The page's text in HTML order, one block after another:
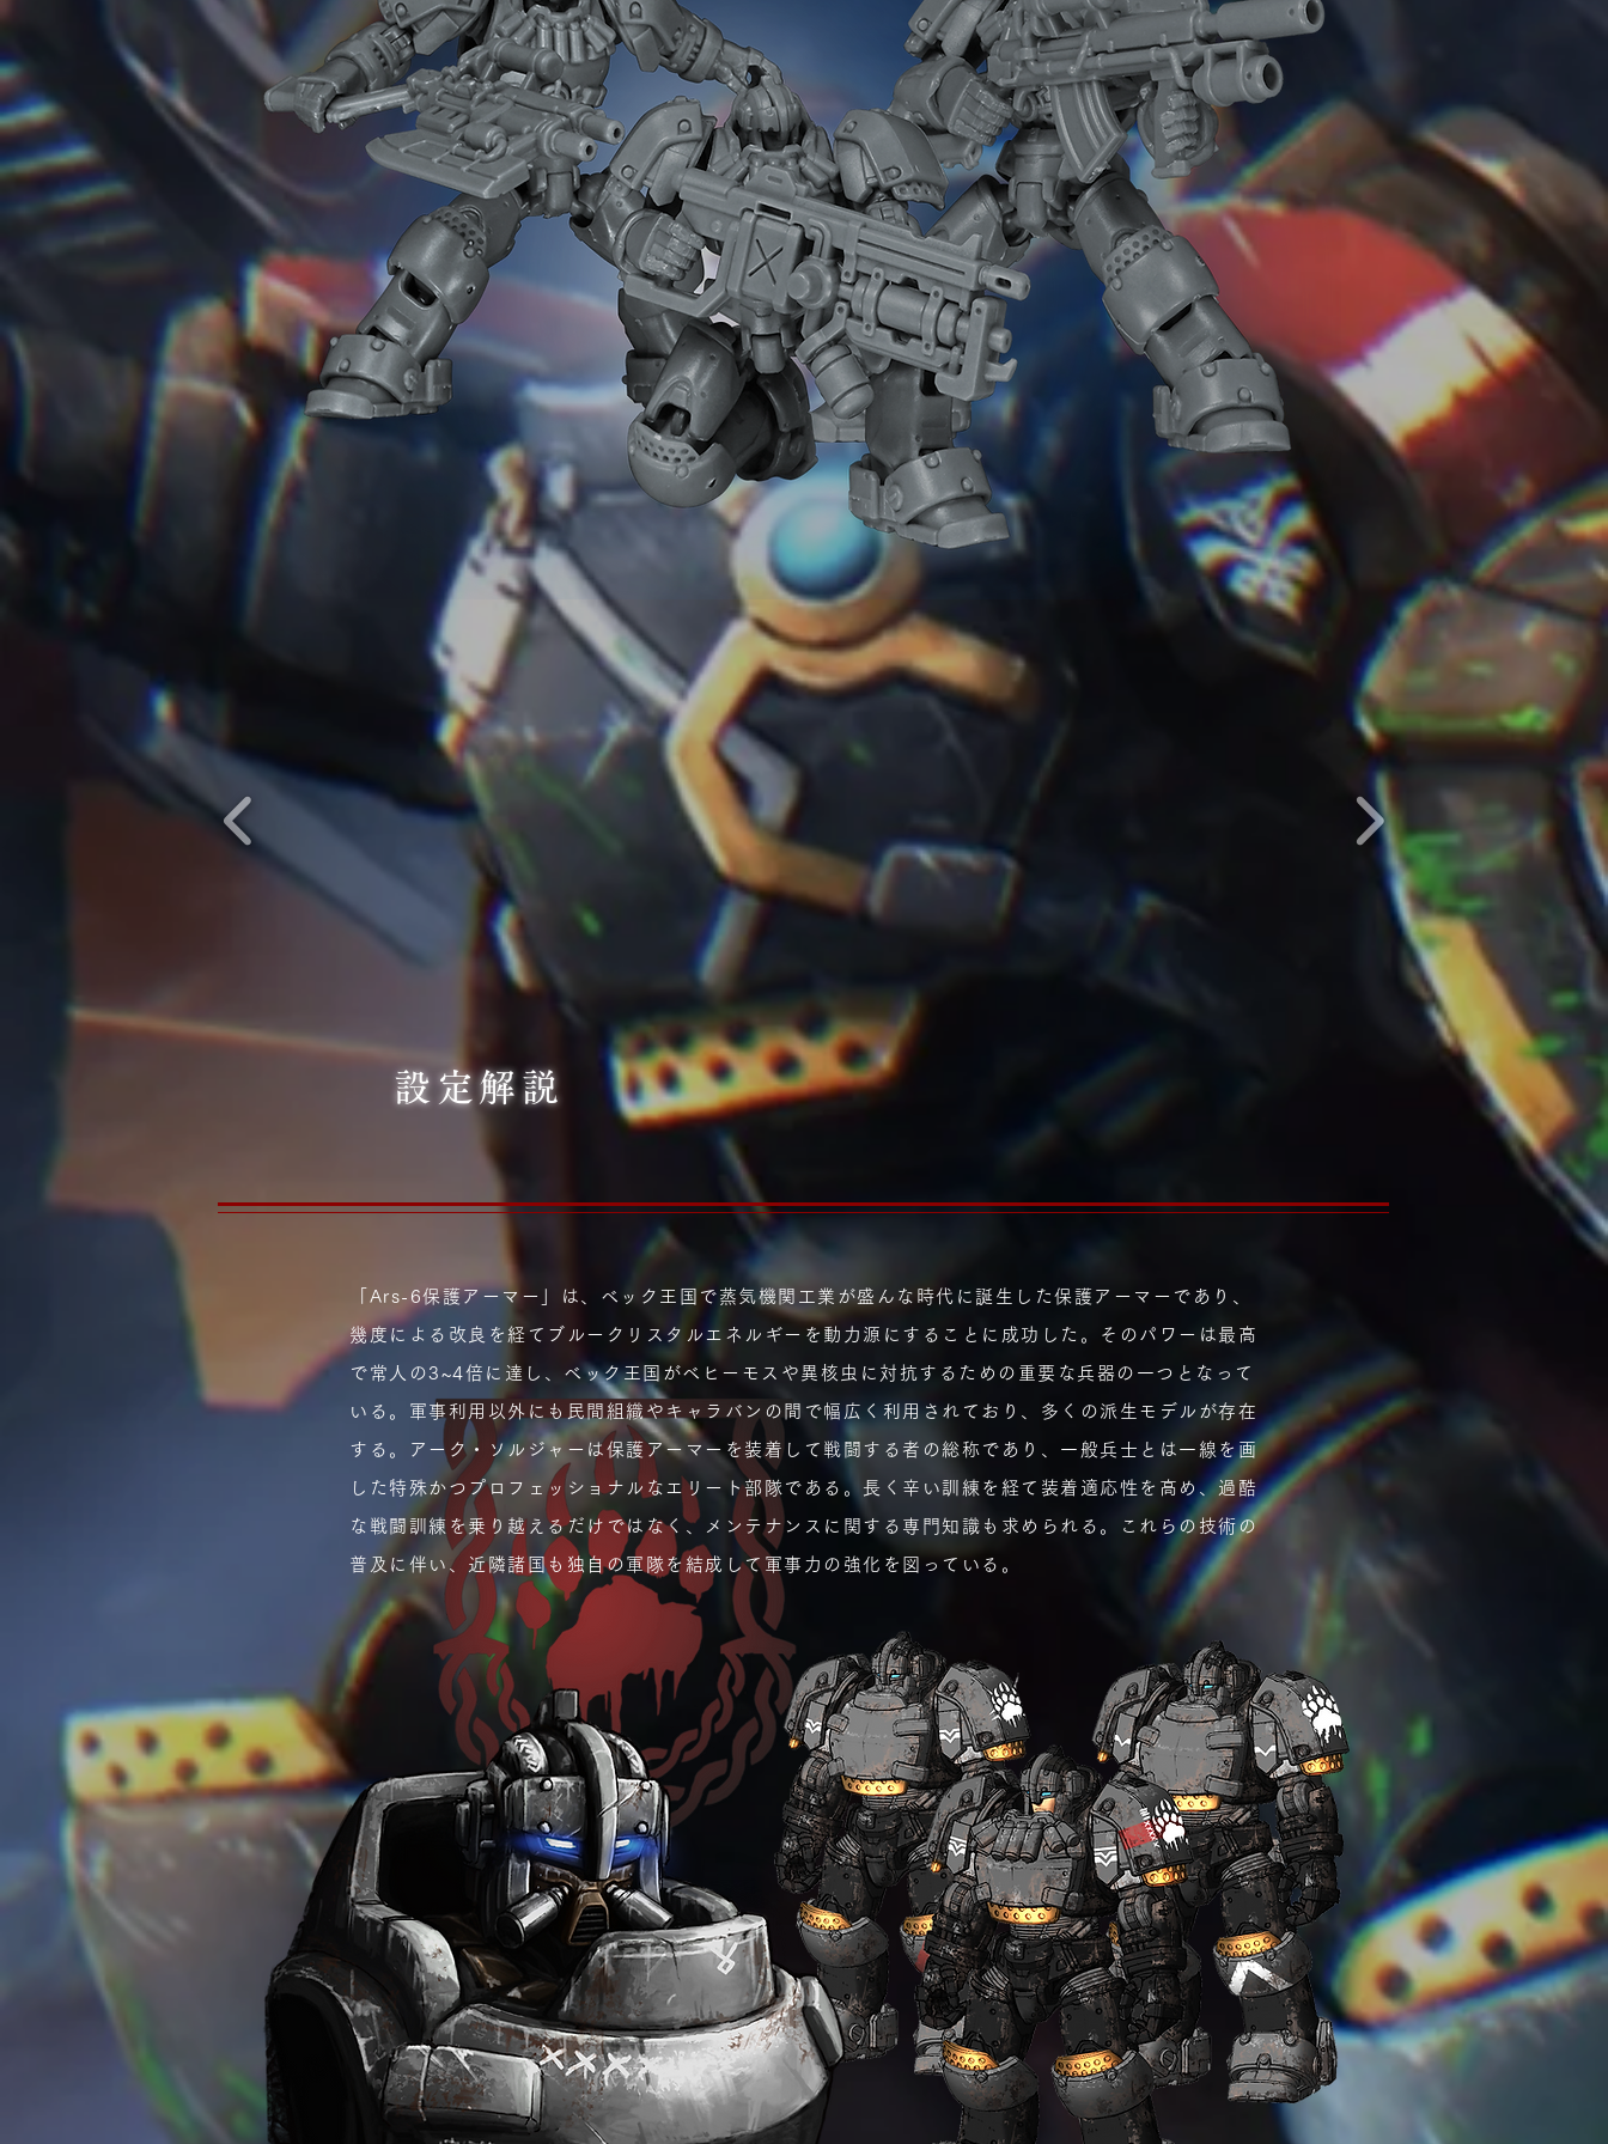
設定解説
「Ars-6保護アーマー」は、ベック王国で蒸気機関工業が盛んな時代に誕生した保護アーマーであり、
幾度による改良を経てブルークリスタルエネルギーを動力源にすることに成功した。そのパワーは最高
で常人の3~4倍に達し、ベック王国がベヒーモスや異核虫に対抗するための重要な兵器の一つとなって
いる。軍事利用以外にも民間組織やキャラバンの間で幅広く利用されており、多くの派生モデルが存在
する。アーク・ソルジャーは保護アーマーを装着して戦闘する者の総称であり、一般兵士とは一線を画
した特殊かつプロフェッショナルなエリート部隊である。長く辛い訓練を経て装着適応性を高め、過酷
な戦闘訓練を乗り越えるだけではなく、メンテナンスに関する専門知識も求められる。これらの技術の
普及に伴い、近隣諸国も独自の軍隊を結成して軍事力の強化を図っている。